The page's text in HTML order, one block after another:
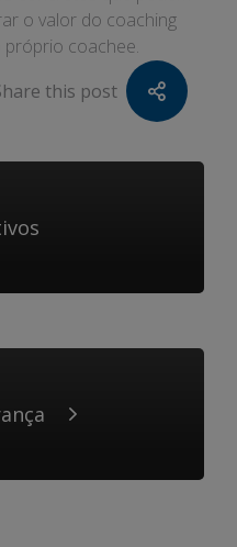
o valor do coaching
coachee.
this post